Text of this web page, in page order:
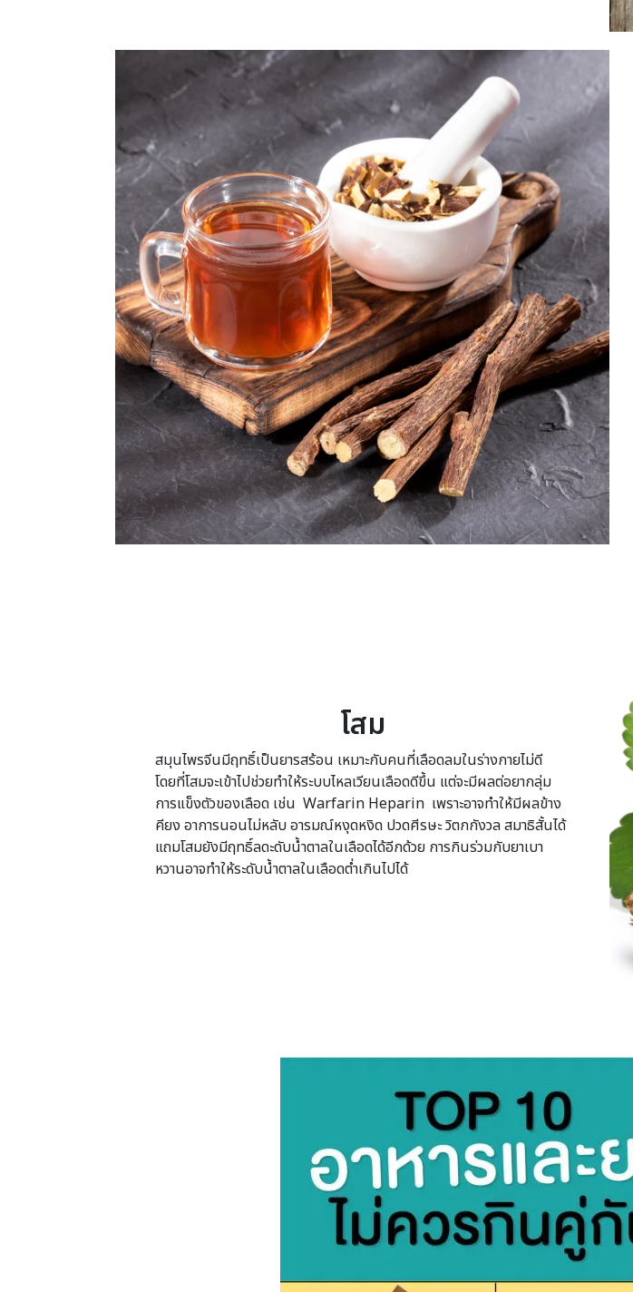
โสม
สมุนไพรจีนมีฤทธิ์เป็นยารสร้อน เหมาะกับคนที่เลือดลมในร่างกายไม่ดี
โดยที่โสมจะเข้าไปช่วยทำให้ระบบไหลเวียนเลือดดีขึ้น แต่จะมีผลต่อยากลุ่ม
การแข็งตัวของเลือด เช่น Warfarin Heparin เพราะอาจทำให้มีผลข้าง
คียง อาการนอนไม่หลับ อารมณ์หงุดหงิด ปวดศีรษะ วิตกกังวล สมาธิสั้นได้
แถมโสมยังมีฤทธิ์ลดะดับน้ำตาลในเลือดได้อีกด้วย การกินร่วมกับยาเบา
หวานอาจทำให้ระดับน้ำตาลในเลือดต่ำเกินไปได้